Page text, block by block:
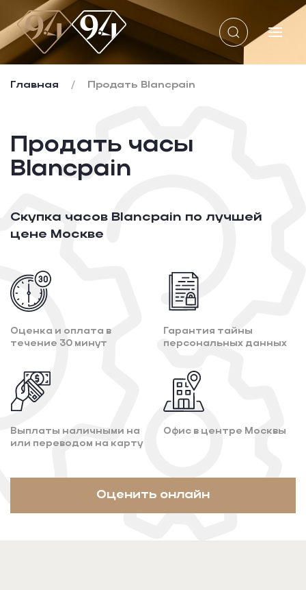
Перейти к содержимому
Главная Продать Blancpain
Продать часы
Blancpain
Скупка часов Blancpain по лучшей
цене Москве
Оценка и оплата в
течение 30 минут
Гарантия тайны
персональных данных
Выплаты наличными на
или переводом на карту
Офис в центре Москвы
Оценить онлайн